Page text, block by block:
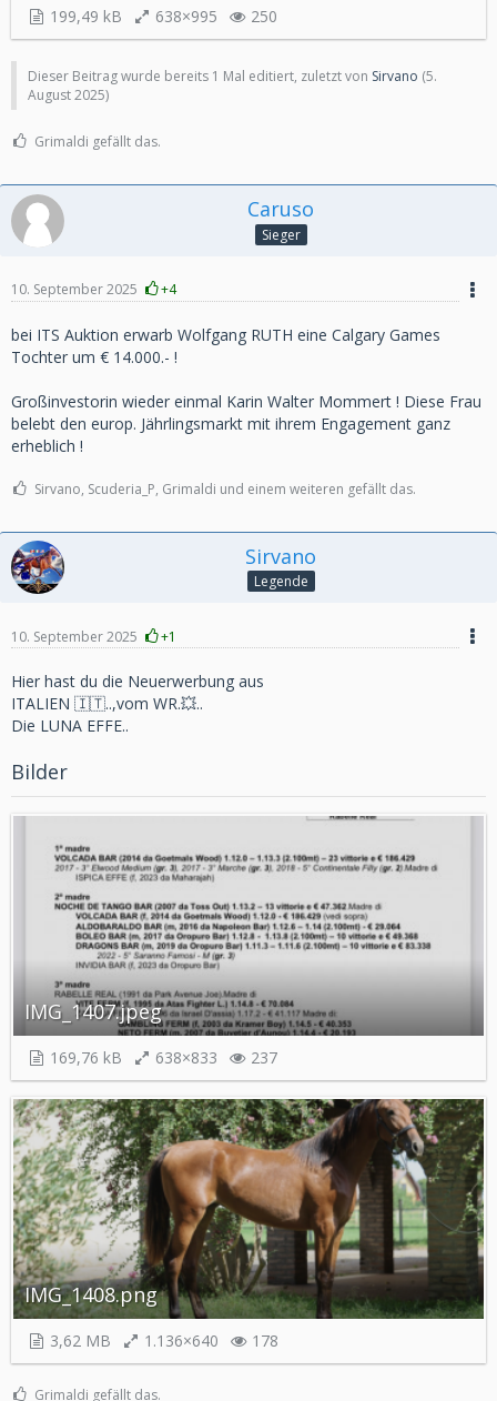
199,49 kB 638×995 250
Dieser Beitrag wurde bereits 1 Mal editiert, zuletzt von Sirvano (5.
August 2025)
Grimaldi gefällt das.
Caruso
Sieger
10. September 2025 +4
bei ITS Auktion erwarb Wolfgang RUTH eine Calgary Games
Tochter um € 14.000.- !
Großinvestorin wieder einmal Karin Walter Mommert ! Diese Frau
belebt den europ. Jährlingsmarkt mit ihrem Engagement ganz
erheblich !
Sirvano, Scuderia_P, Grimaldi und einem weiteren gefällt das.
Sirvano
Legende
10. September 2025 +1
Hier hast du die Neuerwerbung aus
ITALIEN 🇮🇹..,vom WR.💥..
Die LUNA EFFE..
Bilder
IMG_1407.jpeg
169,76 kB 638×833 237
IMG_1408.png
3,62 MB 1.136×640 178
Grimaldi gefällt das.